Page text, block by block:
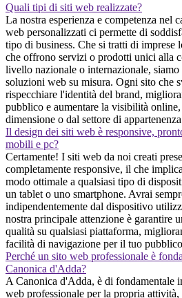
Quali tipi di siti web realizzate?
La nostra esperienza e competenza nel
web personalizzati ci permette di
tipo di business. Che si tratti di imprese
che offrono servizi o prodotti unici alla
livello nazionale o internazionale,
soluzioni web su misura. Ogni sito che
rispecchiare l'identità del brand,
pubblico e aumentare la visibilità
dimensione o dal settore di
Il design dei siti web è responsive,
mobili e pc?
Certamente! I siti web da noi creati
completamente responsive, il che
modo ottimale a qualsiasi tipo di
un tablet o uno smartphone. Avrai
indipendentemente dal dispositivo
nostra principale attenzione è garantire
qualità su qualsiasi piattaforma,
facilità di navigazione per il tuo
Perché un sito web professionale è
Canonica d'Adda?
A Canonica d'Adda, è di fondamentale
web professionale per la propria